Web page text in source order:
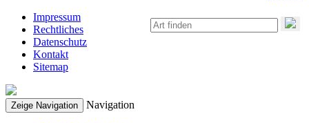
Impressum
Rechtliches
Datenschutz
Kontakt
Sitemap
Zeige Navigation Navigation